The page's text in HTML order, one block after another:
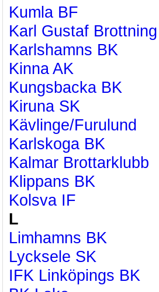
Kumla BF
Karl Gustaf Brottning
Karlshamns BK
Kinna AK
Kungsbacka BK
Kiruna SK
Kävlinge/Furulund
Karlskoga BK
Kalmar Brottarklubb
Klippans BK
Kolsva IF
L
Limhamns BK
Lycksele SK
IFK Linköpings BK